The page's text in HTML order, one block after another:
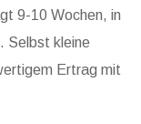
9-10 Wochen, in
Selbst kleine
Ertrag mit